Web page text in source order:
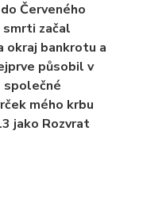
Červeného
začal
okraj bankrotu a
působil v
společné
mého krbu
jako Rozvrat